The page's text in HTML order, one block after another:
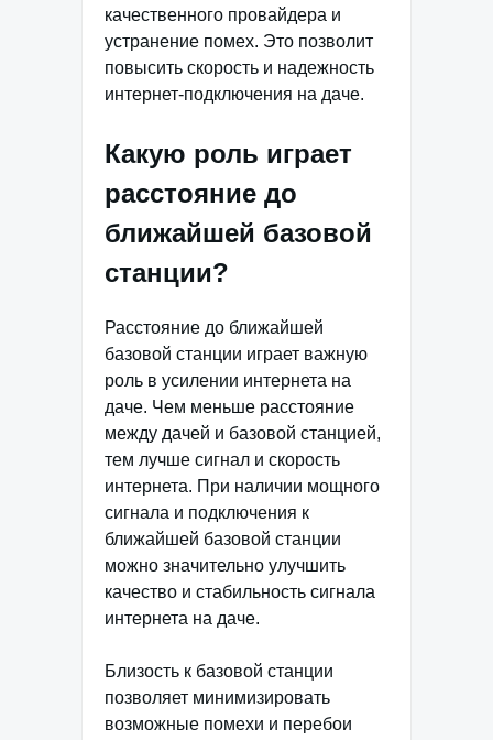
качественного провайдера и
устранение помех. Это позволит
повысить скорость и надежность
интернет-подключения на даче.
Какую роль играет
расстояние до
ближайшей базовой
станции?
Расстояние до ближайшей
базовой станции играет важную
роль в усилении интернета на
даче. Чем меньше расстояние
между дачей и базовой станцией,
тем лучше сигнал и скорость
интернета. При наличии мощного
сигнала и подключения к
ближайшей базовой станции
можно значительно улучшить
качество и стабильность сигнала
интернета на даче.
Близость к базовой станции
позволяет минимизировать
возможные помехи и перебои